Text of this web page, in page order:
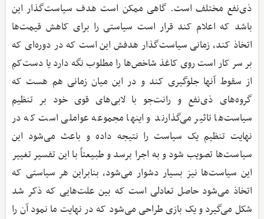
ذی‌نفع مختلف است. گاهی ممکن است هدف سیاست‌گذار این
باشد که اعلام کند قرار است سیاستی را برای کاهش قیمت‌ها
اتخاذ کند، زمانی سیاست‌گذار هدفش این است که در دوره‌ای که
بر سر کار است روی کاغذ شاخص‌‌ها را مطلوب نگه دارد یا دست‌کم
از سقوط آنها جلوگیری کند و در این میان زمانی هم هست که
گروه‌های ذی‌نفع و رانت‌جو با لابی‌های قوی خود بر تنظیم
سیاست‌ها تاثیر می‌گذارند و اینها مجموعه عواملی است که در
نهایت تنظیم یک سیاست را نتیجه داده و باعث می‌شود این
سیاست‌ها تصویب شود و به اجرا برسد و طبیعتاً با این تفسیر تغییر
این سیاست‌ها نیز بسیار دشوار می‌شود، بنابراین هر سیاستی که
اتخاذ می‌شود حاصل تعادلی است که بین علت‌هایی که ذکر شد
شکل می‌گیرد و یک بازی طراحی می‌شود که در نهایت ما نمود آن را